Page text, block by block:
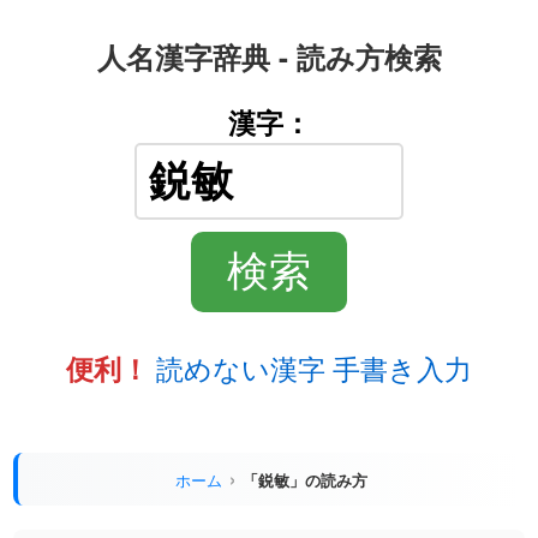
人名漢字辞典 - 読み方検索
漢字：
便利！ 読めない漢字 手書き入力
ホーム 「鋭敏」の読み方